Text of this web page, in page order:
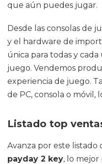
que aún puedes jugar.
Desde las consolas de
y el hardware de
única para todas y
juego. Vendemos
experiencia de juego.
de PC, consola o móvil,
Listado top
Avanza por este listado
payday 2 key, lo mejor